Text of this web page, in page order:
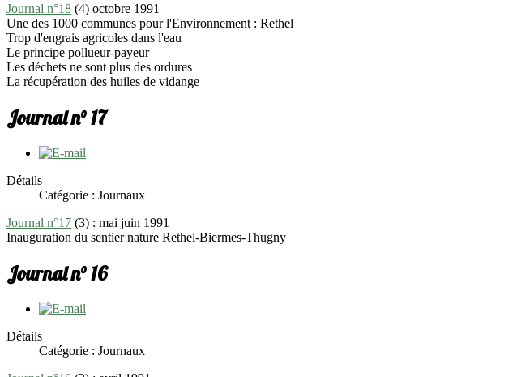
Journal n°18 (4) octobre 1991
Une des 1000 communes pour l'Environnement : Rethel
Trop d'engrais agricoles dans l'eau
Le principe pollueur-payeur
Les déchets ne sont plus des ordures
La récupération des huiles de vidange
Journal n° 17
Détails
Catégorie : Journaux
Journal n°17 (3) : mai juin 1991
Inauguration du sentier nature Rethel-Biermes-Thugny
Journal n° 16
Détails
Catégorie : Journaux